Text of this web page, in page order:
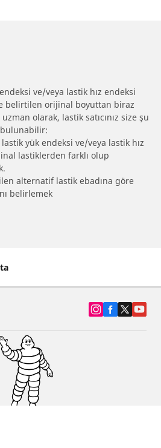
ve/veya lastik hız endeksi
belirtilen orijinal boyuttan biraz
olarak, lastik satıcınız size şu
yük endeksi ve/veya lastik hız
lastiklerden farklı olup
alternatif lastik ebadına göre
belirlemek